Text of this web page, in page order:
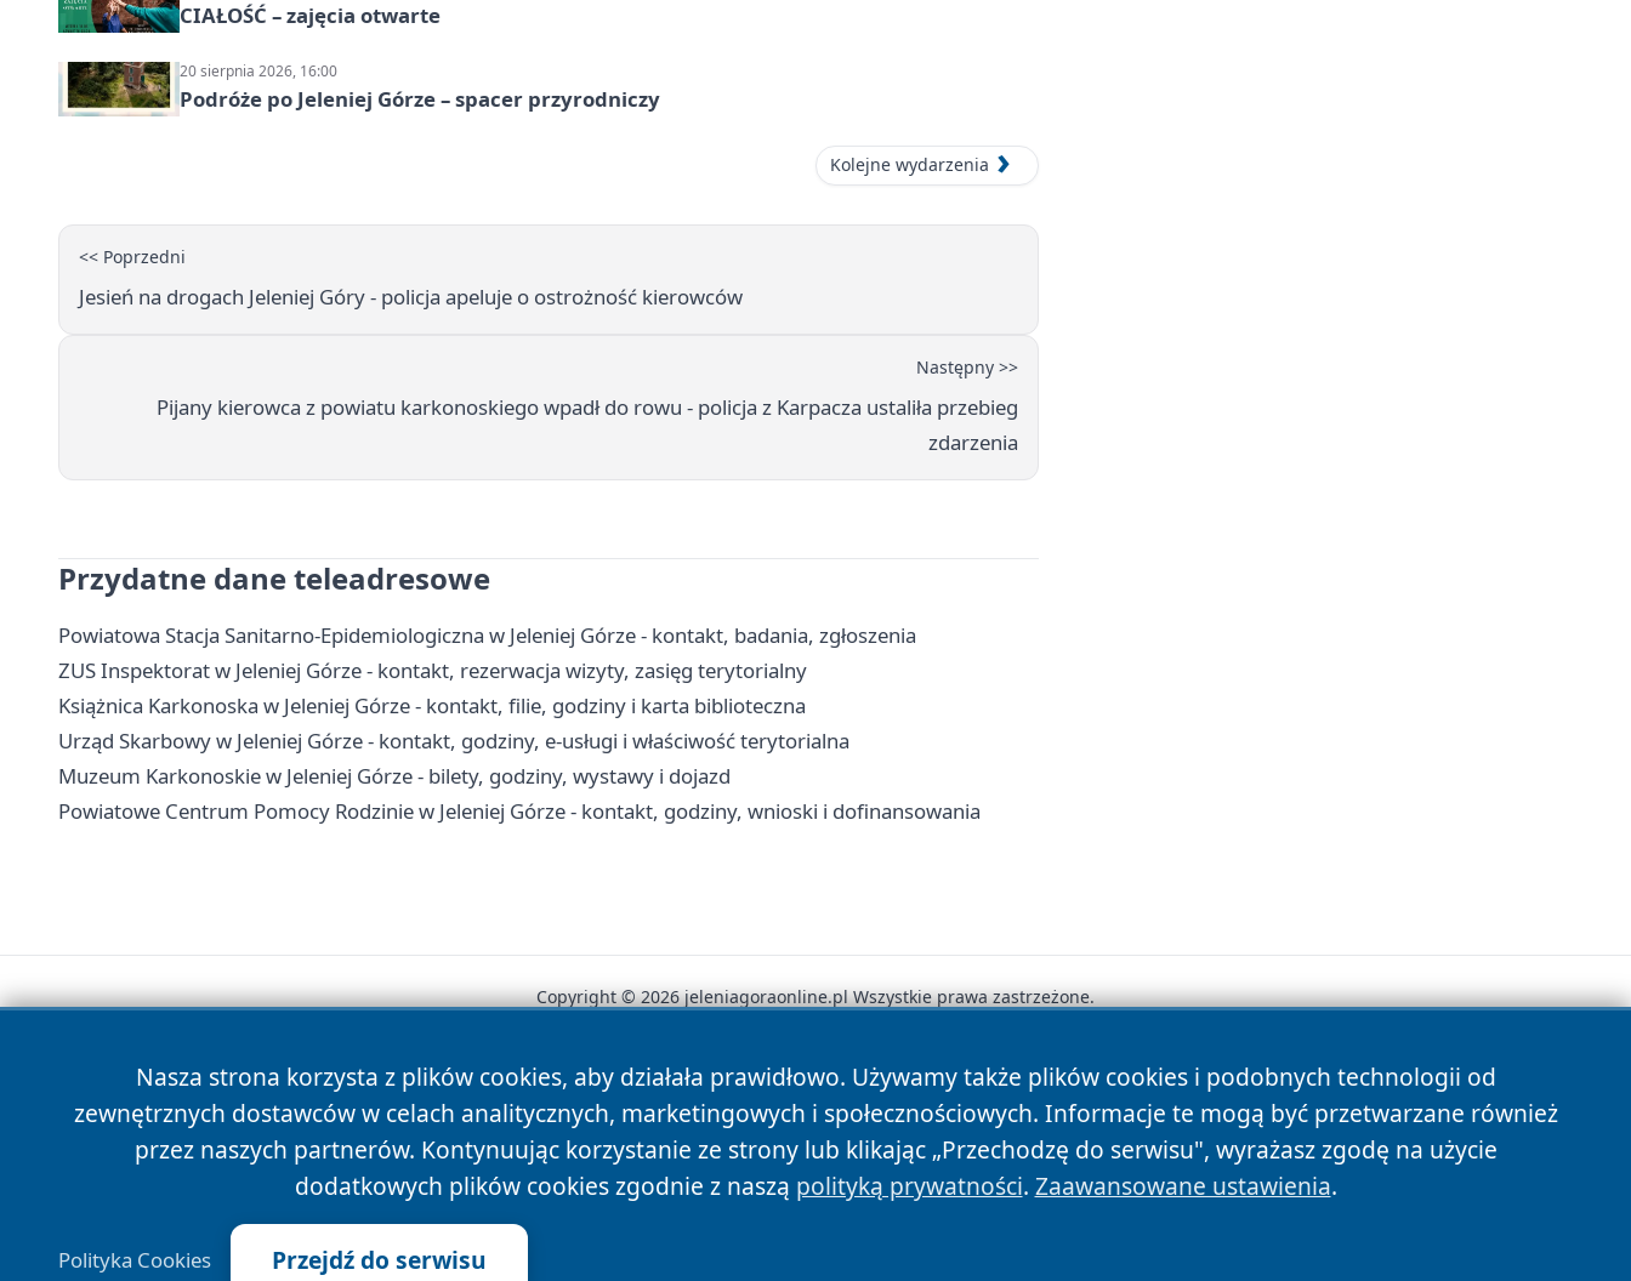
CIAŁOŚĆ – zajęcia otwarte
20 sierpnia 2026, 16:00
Podróże po Jeleniej Górze – spacer przyrodniczy
Kolejne wydarzenia
<< Poprzedni
Jesień na drogach Jeleniej Góry - policja apeluje o ostrożność kierowców
Następny >>
Pijany kierowca z powiatu karkonoskiego wpadł do rowu - policja z Karpacza ustaliła przebieg
zdarzenia
Przydatne dane teleadresowe
Powiatowa Stacja Sanitarno-Epidemiologiczna w Jeleniej Górze - kontakt, badania, zgłoszenia
ZUS Inspektorat w Jeleniej Górze - kontakt, rezerwacja wizyty, zasięg terytorialny
Książnica Karkonoska w Jeleniej Górze - kontakt, filie, godziny i karta biblioteczna
Urząd Skarbowy w Jeleniej Górze - kontakt, godziny, e-usługi i właściwość terytorialna
Muzeum Karkonoskie w Jeleniej Górze - bilety, godziny, wystawy i dojazd
Powiatowe Centrum Pomocy Rodzinie w Jeleniej Górze - kontakt, godziny, wnioski i dofinansowania
Nasza strona korzysta z plików cookies, aby działała prawidłowo. Używamy także plików cookies i podobnych technologii od
zewnętrznych dostawców w celach analitycznych, marketingowych i społecznościowych. Informacje te mogą być przetwarzane również
przez naszych partnerów. Kontynuując korzystanie ze strony lub klikając „Przechodzę do serwisu", wyrażasz zgodę na użycie
dodatkowych plików cookies zgodnie z naszą polityką prywatności. Zaawansowane ustawienia.
Polityka Cookies Przejdź do serwisu
Copyright © 2026 jeleniagoraonline.pl Wszystkie prawa zastrzeżone.
News Autorzy Polityka Prywatności Polityka Cookies